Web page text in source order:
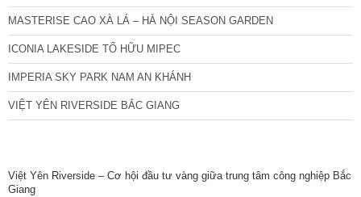
MASTERISE CAO XÀ LÁ – HÀ NỘI SEASON GARDEN
ICONIA LAKESIDE TỐ HỮU MIPEC
IMPERIA SKY PARK NAM AN KHÁNH
VIỆT YÊN RIVERSIDE BẮC GIANG
Việt Yên Riverside – Cơ hội đầu tư vàng giữa trung tâm công nghiệp Bắc
Giang